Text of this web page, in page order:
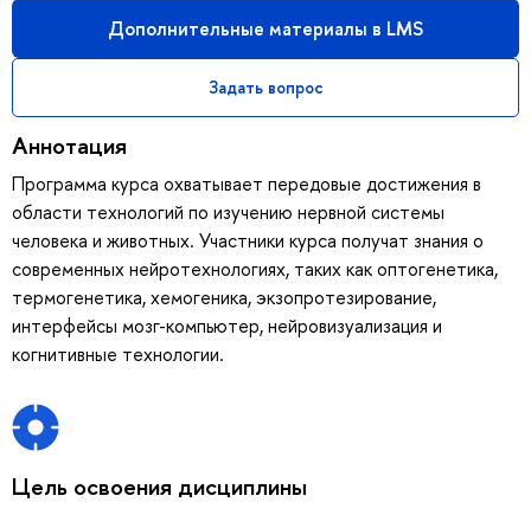
Дополнительные материалы в LMS
Задать вопрос
Аннотация
Программа курса охватывает передовые достижения в
области технологий по изучению нервной системы
человека и животных. Участники курса получат знания о
современных нейротехнологиях, таких как оптогенетика,
термогенетика, хемогеника, экзопротезирование,
интерфейсы мозг-компьютер, нейровизуализация и
когнитивные технологии.
Цель освоения дисциплины